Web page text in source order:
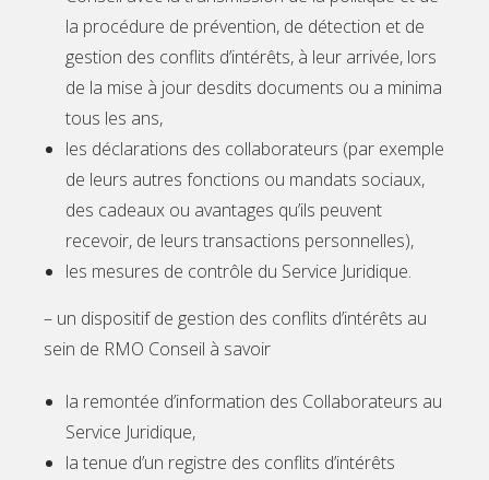
la procédure de prévention, de détection et de
gestion des conflits d’intérêts, à leur arrivée, lors
de la mise à jour desdits documents ou a minima
tous les ans,
les déclarations des collaborateurs (par exemple
de leurs autres fonctions ou mandats sociaux,
des cadeaux ou avantages qu’ils peuvent
recevoir, de leurs transactions personnelles),
les mesures de contrôle du Service Juridique.
– un dispositif de gestion des conflits d’intérêts au
sein de RMO Conseil à savoir
la remontée d’information des Collaborateurs au
Service Juridique,
la tenue d’un registre des conflits d’intérêts